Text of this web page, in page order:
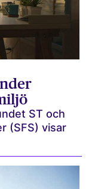
ST och
(SFS) visar